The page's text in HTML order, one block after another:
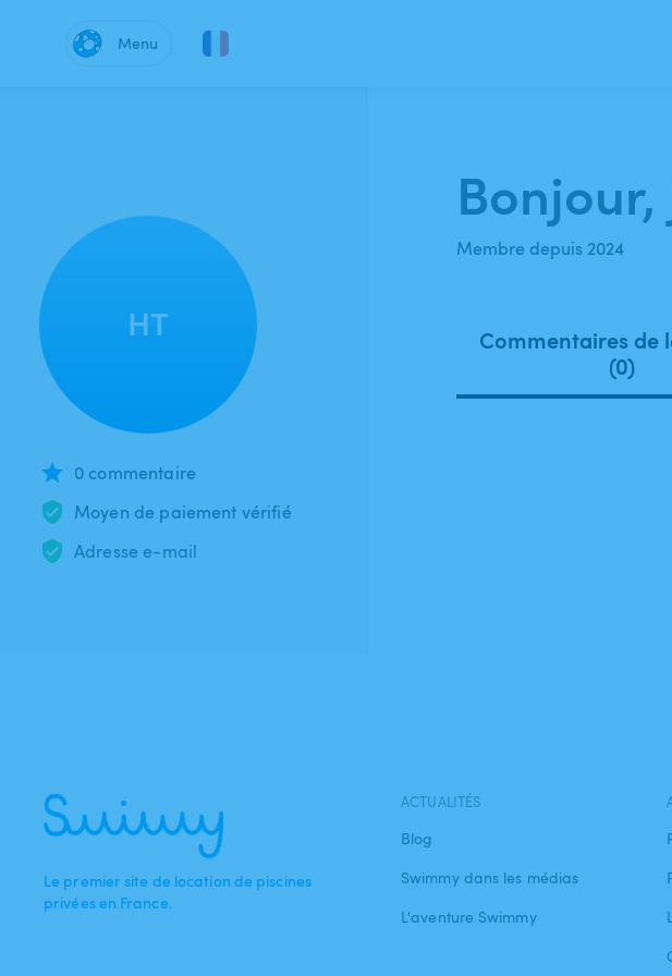
Menu
HT
0 commentaire
Moyen de paiement vérifié
Adresse e-mail
Bonjour,
Membre depuis 2024
Commentaires de
(0)
Le premier site de location de piscines
privées en France.
ACTUALITÉS
Blog
Swimmy dans les médias
L'aventure Swimmy